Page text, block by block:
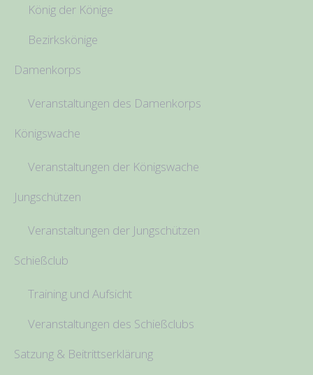
König der Könige
Bezirkskönige
Damenkorps
Veranstaltungen des Damenkorps
Königswache
Veranstaltungen der Königswache
Jungschützen
Veranstaltungen der Jungschützen
Schießclub
Training und Aufsicht
Veranstaltungen des Schießclubs
Satzung & Beitrittserklärung